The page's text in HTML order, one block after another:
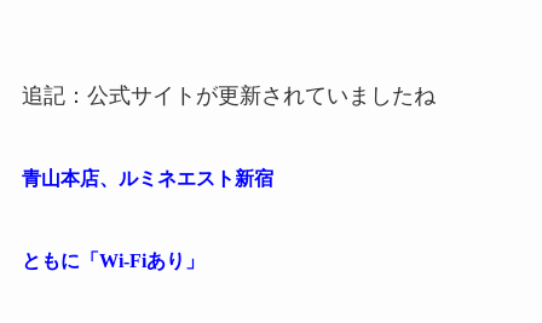
追記：公式サイトが更新されていましたね
青山本店、ルミネエスト新宿
ともに「Wi-Fiあり」